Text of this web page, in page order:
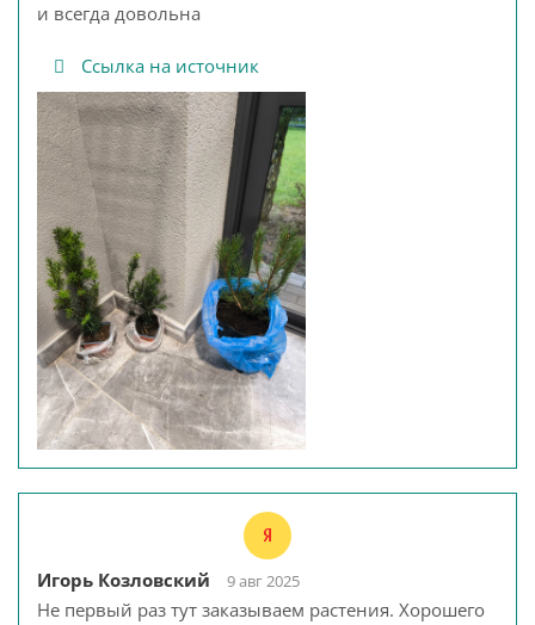
и всегда довольна
Ссылка на источник
Игорь Козловский 9 авг 2025
Не первый раз тут заказываем растения. Хорошего